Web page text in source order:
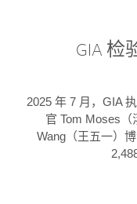
GIA 检
2025 年 7 月，GIA
官 Tom Moses（
Wang（王五一）